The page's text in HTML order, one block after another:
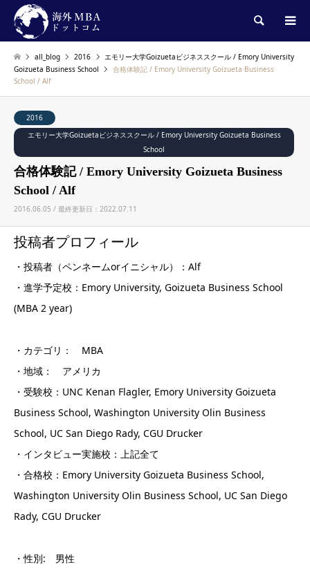
検索
all_blog 2016
エモリー大学Goizuetaビジネススクール / Emory University
Goizueta Business School
合格体験記 / Emory University Goizueta Business
School / Alf
2016
エモリー大学Goizuetaビジネススクール / Emory University Goizueta Business
School
合格体験記 / Emory University Goizueta Business
School / Alf
2016.06.05 / 最終更新日：2022.07.11
投稿者プロフィール
・投稿者（ペンネームorイニシャル）：Alf
・進学予定校：Emory University, Goizueta Business School
(MBA 2 year)
・カテゴリ： MBA
・地域： アメリカ
・受験校：UNC Kenan Flagler, Emory University Goizueta
Business School, Washington University Olin Business
School, UC San Diego Rady, CGU Drucker
・インタビュー実施校：上記全て
・合格校：Emory University Goizueta Business School,
Washington University Olin Business School, UC San Diego
Rady, CGU Drucker
・性別: 男性